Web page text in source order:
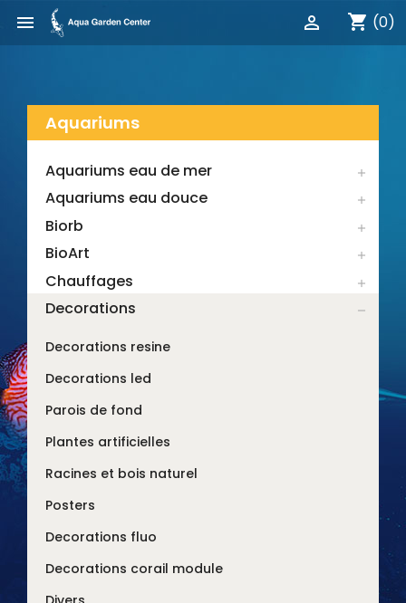
 shopping_cart (0)

Aquariums
Aquariums eau de mer 
Aquariums eau douce 
Biorb 
BioArt 
Chauffages 
Decorations 
Decorations resine
Decorations led
Parois de fond
Plantes artificielles
Racines et bois naturel
Posters
Decorations fluo
Decorations corail module